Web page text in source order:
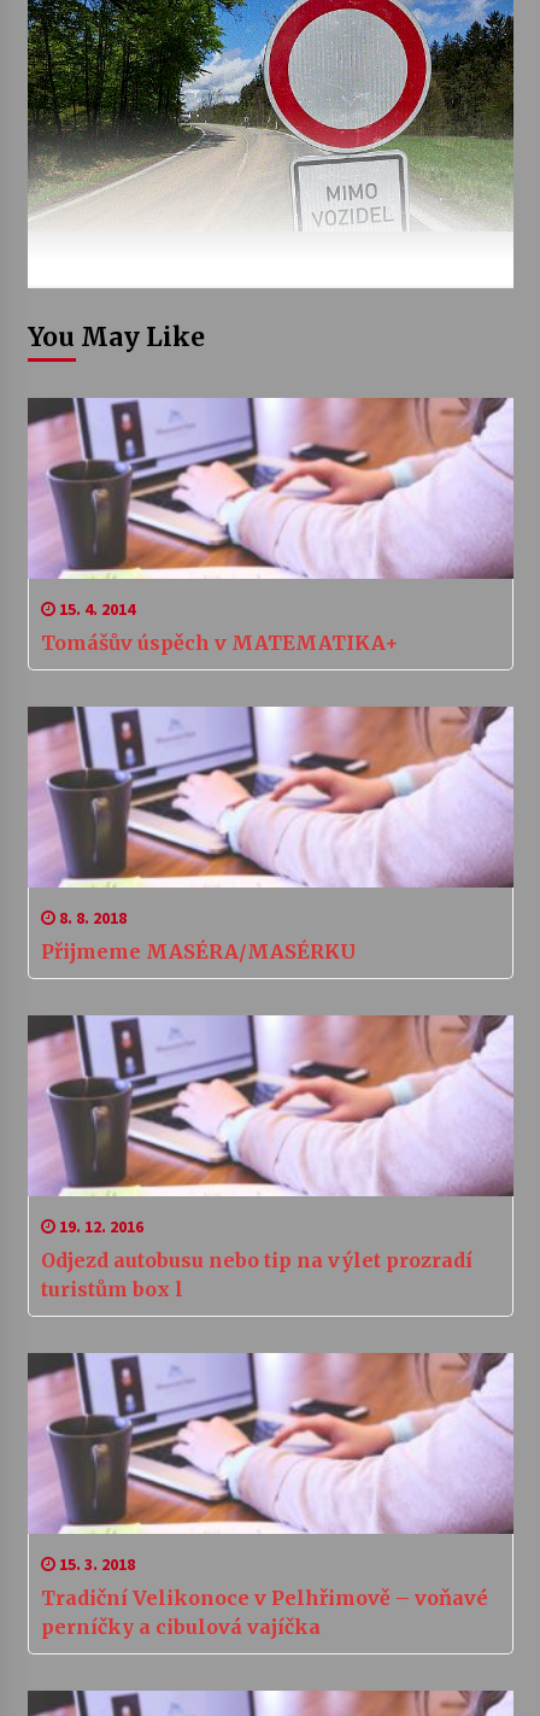
You May Like
15. 4. 2014
Tomášův úspěch v MATEMATIKA+
8. 8. 2018
Přijmeme MASÉRA/MASÉRKU
19. 12. 2016
Odjezd autobusu nebo tip na výlet prozradí
turistům box l
15. 3. 2018
Tradiční Velikonoce v Pelhřimově – voňavé
perníčky a cibulová vajíčka